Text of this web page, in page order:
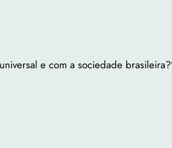
e com a sociedade